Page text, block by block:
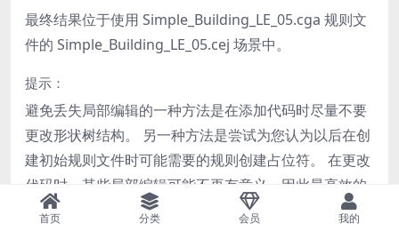
最终结果位于使用 Simple_Building_LE_05.cga 规则文
件的 Simple_Building_LE_05.cej 场景中。
提示：
避免丢失局部编辑的一种方法是在添加代码时尽量不要
更改形状树结构。 另一种方法是尝试为您认为以后在创
建初始规则文件时可能需要的规则创建占位符。 在更改
代码时，某些局部编辑可能不再有意义，因此最高效的
解决方案可能是仅在处理 CGA 文件后应用局部编辑。
首页 分类 会员 我的